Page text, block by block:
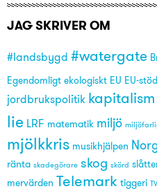
JAG SKRIVER OM
#landsbygd #watergate
Egendomligt ekologiskt EU EU-stöd
jordbrukspolitik kapitalism
lie LRF matematik miljö
mjölkkris musikhjälpen
ränta skadegörare skog skörd
mervärden Telemark tiggeri TV